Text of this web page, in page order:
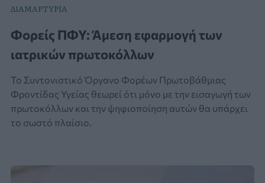
ΔΙΑΜΑΡΤΥΡΙΑ
Φορείς ΠΦΥ: Άμεση εφαρμογή των
ιατρικών πρωτοκόλλων
Το Συντονιστικό Όργανο Φορέων Πρωτοβάθμιας
Φροντίδας Υγείας θεωρεί ότι μόνο με την εισαγωγή των
πρωτοκόλλων και την ψηφιοποίηση αυτών θα υπάρχει
το σωστό πλαίσιο.